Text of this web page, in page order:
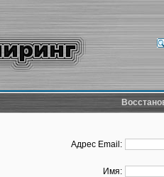
Адрес Email:
Имя: